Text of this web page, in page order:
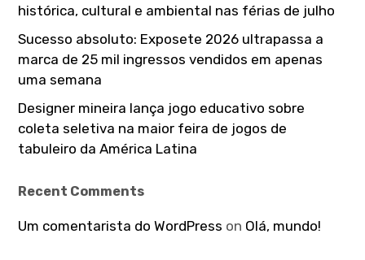
histórica, cultural e ambiental nas férias de julho
Sucesso absoluto: Exposete 2026 ultrapassa a
marca de 25 mil ingressos vendidos em apenas
uma semana
Designer mineira lança jogo educativo sobre
coleta seletiva na maior feira de jogos de
tabuleiro da América Latina
Recent Comments
Um comentarista do WordPress on Olá, mundo!